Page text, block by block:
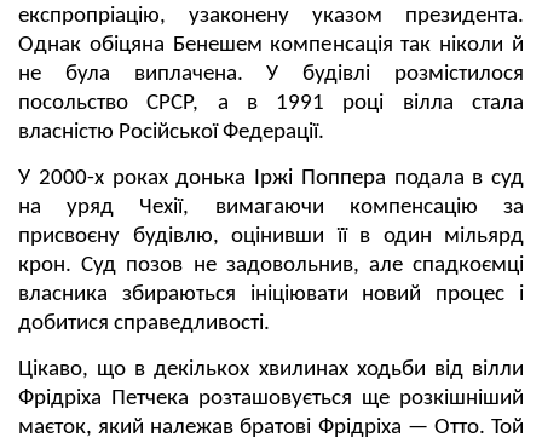
експропріацію, узаконену указом президента.
Однак обіцяна Бенешем компенсація так ніколи й
не була виплачена. У будівлі розмістилося
посольство СРСР, а в 1991 році вілла стала
власністю Російської Федерації.
У 2000-х роках донька Іржі Поппера подала в суд
на уряд Чехії, вимагаючи компенсацію за
присвоєну будівлю, оцінивши її в один мільярд
крон. Суд позов не задовольнив, але спадкоємці
власника збираються ініціювати новий процес і
добитися справедливості.
Цікаво, що в декількох хвилинах ходьби від вілли
Фрідріха Петчека розташовується ще розкішніший
маєток, який належав братові Фрідріха — Отто. Той